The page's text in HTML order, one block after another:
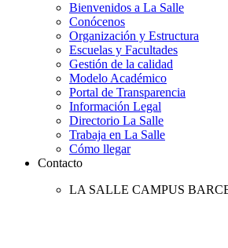
Bienvenidos a La Salle
Conócenos
Organización y Estructura
Escuelas y Facultades
Gestión de la calidad
Modelo Académico
Portal de Transparencia
Información Legal
Directorio La Salle
Trabaja en La Salle
Cómo llegar
Contacto
LA SALLE CAMPUS